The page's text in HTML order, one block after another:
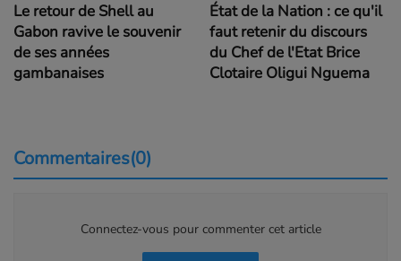
Le retour de Shell au
Gabon ravive le souvenir
de ses années
gambanaises
État de la Nation : ce qu'il
faut retenir du discours
du Chef de l'Etat Brice
Clotaire Oligui Nguema
Commentaires(0)
Connectez-vous pour commenter cet article